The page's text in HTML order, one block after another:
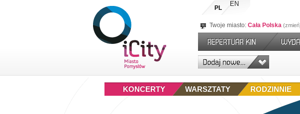
PL
EN
Twoje miasto: Cała Polska zmień
RODZINNIE
WARSZTATY
KONCERTY